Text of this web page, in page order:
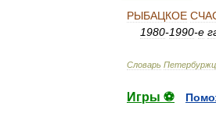
РЫБАЦКОЕ
1980-1990-е
Словарь
Игры ⚽